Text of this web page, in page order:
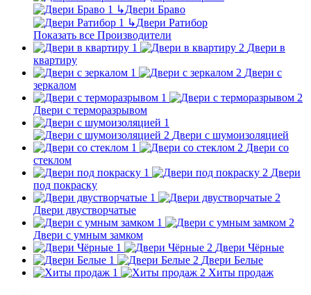
↳Двери Браво
↳Двери Ратибор
Показать все Производители
Двери в
квартиру
Двери с
зеркалом
Двери с терморазрывом
Двери с шумоизоляцией
Двери со
стеклом
Двери
под покраску
Двери двустворчатые
Двери с умным замком
Двери Чёрные
Двери Белые
Хиты продаж